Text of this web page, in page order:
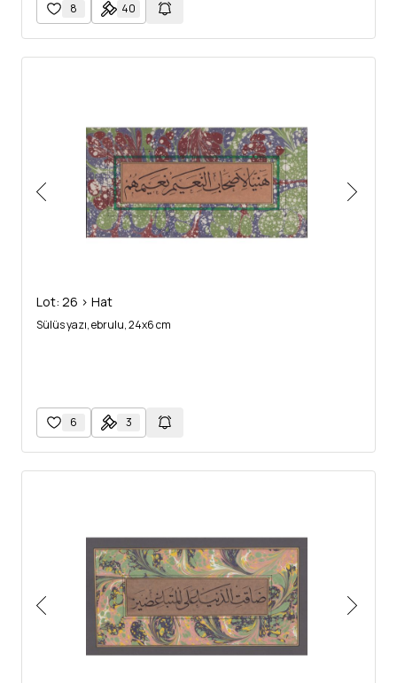
8 40
Lot: 26 > Hat
Sülüs yazı, ebrulu, 24x6 cm
6 3